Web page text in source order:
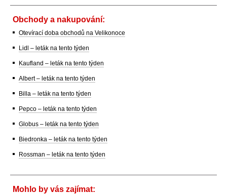
Obchody a nakupování:
Otevírací doba obchodů na Velikonoce
Lidl – leták na tento týden
Kaufland – leták na tento týden
Albert – leták na tento týden
Billa – leták na tento týden
Pepco – leták na tento týden
Globus – leták na tento týden
Biedronka – leták na tento týden
Rossman – leták na tento týden
Mohlo by vás zajímat: